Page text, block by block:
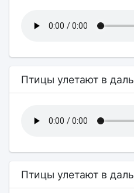
Птицы улетают в даль_
Птицы улетают в даль_